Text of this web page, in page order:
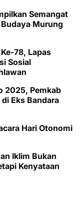
Semangat
Murung
78, Lapas
Sosial
2025, Pemkab
Eks Bandara
Hari Otonomi
Iklim Bukan
Kenyataan